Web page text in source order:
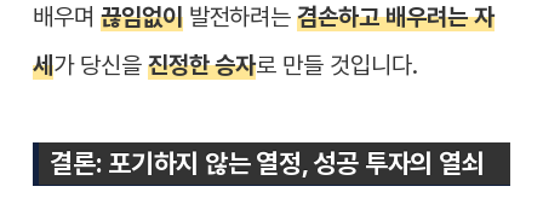
배우며 끊임없이발전하려는겸손하고 배우려는 자
세가 당신을 진정한 승자로 만들 것입니다.
결론: 포기하지 않는 열정, 성공 투자의 열쇠